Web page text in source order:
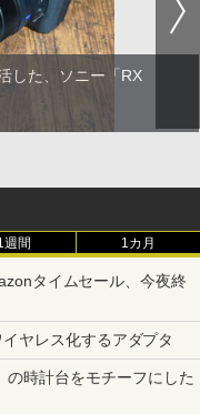
した、ソニー「RX
週間 1カ月
タイムセール、今夜終
ヤレス化するアダプタ
の時計台をモチーフにした